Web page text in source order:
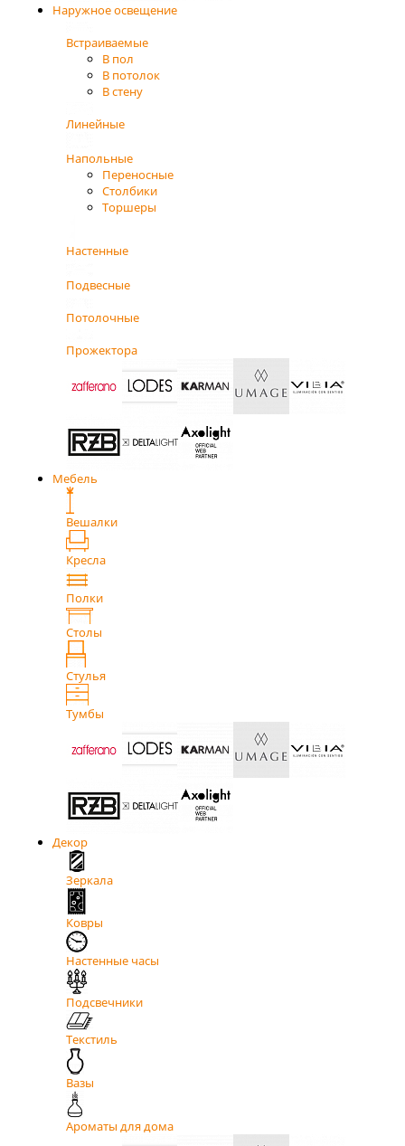
Наружное освещение
Встраиваемые
В пол
В потолок
В стену
Линейные
Напольные
Переносные
Столбики
Торшеры
Настенные
Подвесные
Потолочные
Прожектора
Мебель
Вешалки
Кресла
Полки
Столы
Стулья
Тумбы
Декор
Зеркала
Ковры
Настенные часы
Подсвечники
Текстиль
Вазы
Ароматы для дома